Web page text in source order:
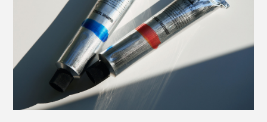
ゴールデンカモミール／クリサンテルムインジク
ムエキス
南米原産の高山植物クリサンテルムインジクムから抽出
された希少なポリフェノールや抗酸化成分が含まれたエ
キス。アフリカでは古くから幅広い用途で親しまれてき
ました。